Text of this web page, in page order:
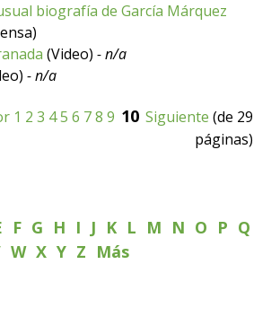
biografía de García Márquez
(Video) - n/a
- n/a
1 2 3 45 6 78 9 10 Siguiente (de 29
páginas)
F G H I J K L M N O P Q
W X Y Z Más